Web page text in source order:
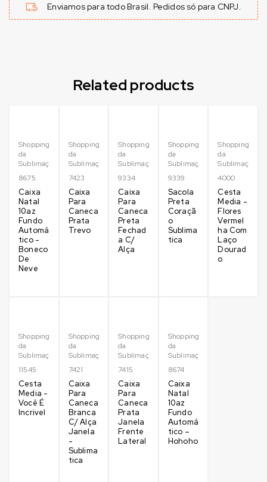
Enviamos para todo Brasil. Pedidos só para CNPJ.
Related products
Shopping
da
Sublimação
8675
Caixa
Natal
10az
Fundo
Automá
tico -
Boneco
De
Neve
Shopping
da
Sublimação
7423
Caixa
Para
Caneca
Prata
Trevo
Shopping
da
Sublimação
9334
Caixa
Para
Caneca
Preta
Fechad
a C/
Alça
Shopping
da
Sublimação
9339
Sacola
Preta
Coraçã
o
Sublima
tica
Shopping
da
Sublimação
4000
Cesta
Media -
Flores
Vermel
ha Com
Laço
Dourad
o
Shopping
da
Sublimação
11545
Cesta
Media -
Você É
Incrivel
Shopping
da
Sublimação
7421
Caixa
Para
Caneca
Branca
C/ Alça
Janela
-
Sublima
tica
Shopping
da
Sublimação
7415
Caixa
Para
Caneca
Prata
Janela
Frente
Lateral
Shopping
da
Sublimação
8674
Caixa
Natal
10az
Fundo
Automá
tico –
Hohoho